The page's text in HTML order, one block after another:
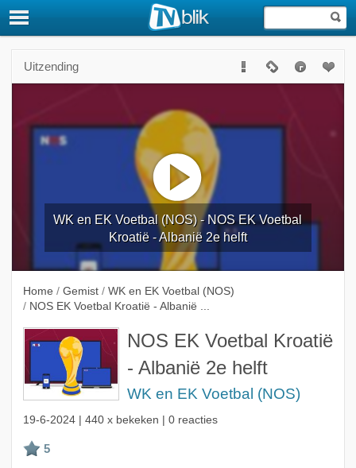
Uitzending
WK en EK Voetbal (NOS) - NOS EK Voetbal
Kroatië - Albanië 2e helft
Home / Gemist / WK en EK Voetbal (NOS)
/ NOS EK Voetbal Kroatië - Albanië ...
NOS EK Voetbal Kroatië
- Albanië 2e helft
WK en EK Voetbal (NOS)
19-6-2024| 440 x bekeken | 0 reacties